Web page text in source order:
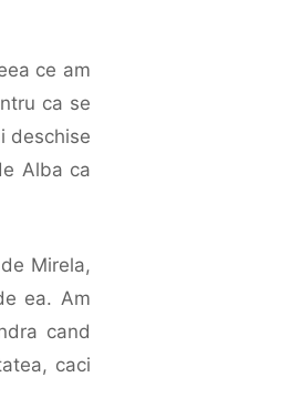
ce am
ca se
deschise
Alba ca
Mirela,
ea. Am
cand
caci